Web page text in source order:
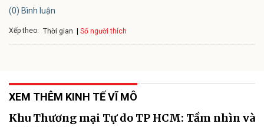
(0) Bình luận
Xếp theo: Thời gian Số người thích
XEM THÊM KINH TẾ VĨ MÔ
Khu Thương mại Tự do TP HCM: Tầm nhìn và